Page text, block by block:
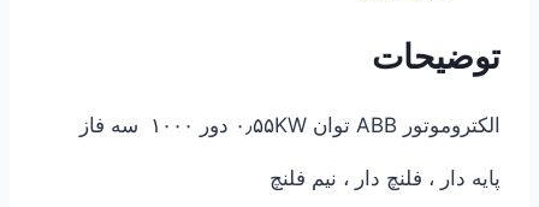
توضیحات
الکتروموتور ABB توان ۰٫۵۵KW دور ۱۰۰۰ سه فاز
پایه دار ، فلنچ دار ، نیم فلنچ